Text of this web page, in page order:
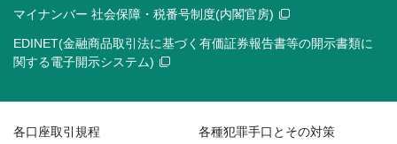
マイナンバー 社会保障・税番号制度(内閣官房)
EDINET(金融商品取引法に基づく有価証券報告書等の開示書類に
関する電子開示システム)
各口座取引規程 各種犯罪手口とその対策